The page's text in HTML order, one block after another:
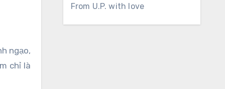
ngạo,
chỉ là
From U.P. with love